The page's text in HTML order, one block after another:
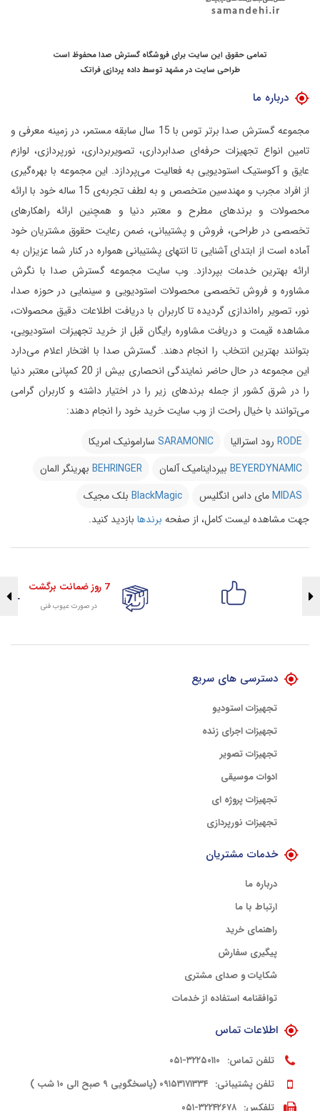
تمامی حقوق این سایت برای فروشگاه گسترش صدا محفوظ است
طراحی سایت در مشهد توسطداده پردازی فراتک
درباره ما
مجموعه گسترش صدا برتر توس با 15 سال سابقه مستمر، در زمینه معرفی و
تامین انواع تجهیزات حرفه‌ای صدابرداری، تصویربرداری، نورپردازی، لوازم
عایق و آکوستیک استودیویی به فعالیت می‌پردازد. این مجموعه با بهره‌گیری
از افراد مجرب و مهندسین متخصص و به لطف تجربه‌ی 15 ساله خود با ارائه
محصولات و برندهای مطرح و معتبر دنیا و همچنین ارائه راهکارهای
تخصصی در طراحی، فروش و پشتیبانی، ضمن رعایت حقوق مشتریان خود
آماده است از ابتدای آشنایی تا انتهای پشتیبانی همواره در کنار شما عزیزان به
ارائه بهترین خدمات بپردازد. وب سایت مجموعه گسترش صدا با نگرش
مشاوره و فروش تخصصی محصولات استودیویی و سینمایی در حوزه صدا،
نور، تصویر راه‌اندازی گردیده تا کاربران با دریافت اطلاعات دقیق محصولات،
مشاهده قیمت و دریافت مشاوره رایگان قبل از خرید تجهیزات استودیویی،
بتوانند بهترین انتخاب را انجام دهند. گسترش صدا با افتخار اعلام می‌دارد
این مجموعه در حال حاضر نمایندگی انحصاری بیش از 20 کمپانی معتبر دنیا
را در شرق کشور از جمله برندهای زیر را در اختیار داشته و کاربران گرامی
می‌توانند با خیال راحت از وب سایت خرید خود را انجام دهند:
RODE رود استرالیا SARAMONIC سارامونیک امریکا
BEYERDYNAMIC بیرداینامیک آلمان BEHRINGER بهرینگر المان
MIDASمای داس انگلیس BlackMagic بلک مجیک
جهت مشاهده لیست کامل، از صفحه برندها بازدید کنید.
7 روز ضمانت برگشت
در صورت عیوب فنی
دسترسی های سریع
تجهیزات استودیو
تجهیزات اجرای زنده
تجهیزات تصویر
ادوات موسیقی
تجهیزات پروژه ای
تجهیزات نورپردازی
خدمات مشتریان
درباره ما
ارتباط با ما
راهنمای خرید
پیگیری سفارش
شکایات و صدای مشتری
توافقنامه استفاده از خدمات
اطلاعات تماس
تلفن تماس: ۳۲۲۵۰۱۱۰-۰۵۱
تلفن پشتیبانی: ۰۹۱۵۳۱۷۱۳۳۴ (پاسخگویی ۹ صبح الی ۱۰ شب )